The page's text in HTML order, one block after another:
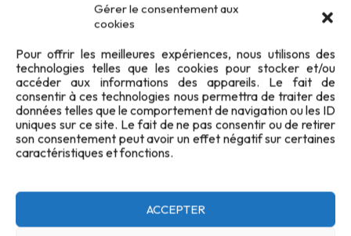
Gérer le consentement aux
cookies
Pour offrir les meilleures expériences, nous utilisons des
technologies telles que les cookies pour stocker et/ou
accéder aux informations des appareils. Le fait de
consentir à ces technologies nous permettra de traiter des
données telles que le comportement de navigation ou les ID
uniques sur ce site. Le fait de ne pas consentir ou de retirer
son consentement peut avoir un effet négatif sur certaines
caractéristiques et fonctions.
ACCEPTER
Confidentialité Cookies FAQ
Plan du site
Contact